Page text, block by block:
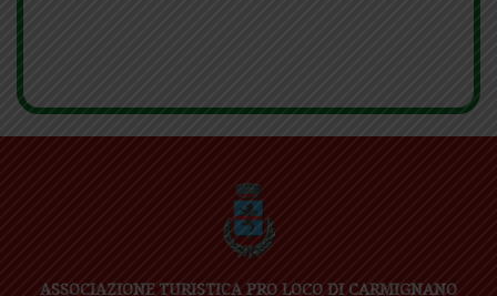
ASSOCIAZIONE TURISTICA PRO LOCO DI CARMIGNANO